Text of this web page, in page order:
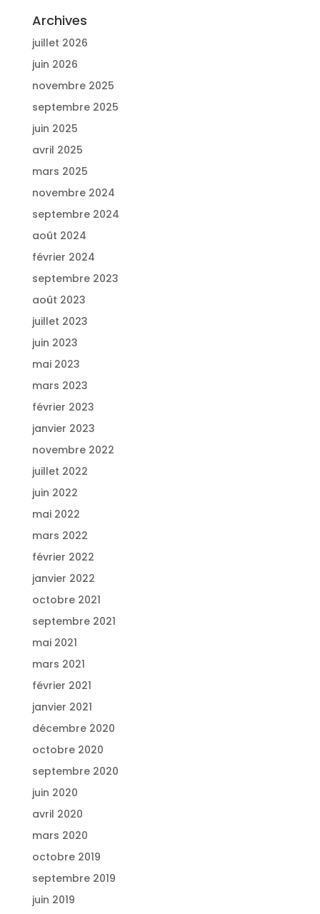
Archives
juillet 2026
juin 2026
novembre 2025
septembre 2025
juin 2025
avril 2025
mars 2025
novembre 2024
septembre 2024
août 2024
février 2024
septembre 2023
août 2023
juillet 2023
juin 2023
mai 2023
mars 2023
février 2023
janvier 2023
novembre 2022
juillet 2022
juin 2022
mai 2022
mars 2022
février 2022
janvier 2022
octobre 2021
septembre 2021
mai 2021
mars 2021
février 2021
janvier 2021
décembre 2020
octobre 2020
septembre 2020
juin 2020
avril 2020
mars 2020
octobre 2019
septembre 2019
juin 2019